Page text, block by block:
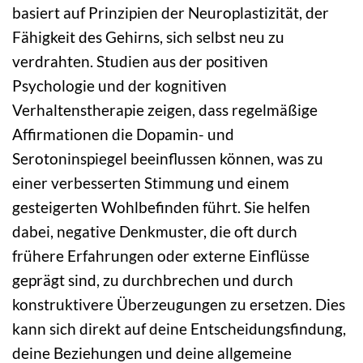
basiert auf Prinzipien der Neuroplastizität, der
Fähigkeit des Gehirns, sich selbst neu zu
verdrahten. Studien aus der positiven
Psychologie und der kognitiven
Verhaltenstherapie zeigen, dass regelmäßige
Affirmationen die Dopamin- und
Serotoninspiegel beeinflussen können, was zu
einer verbesserten Stimmung und einem
gesteigerten Wohlbefinden führt. Sie helfen
dabei, negative Denkmuster, die oft durch
frühere Erfahrungen oder externe Einflüsse
geprägt sind, zu durchbrechen und durch
konstruktivere Überzeugungen zu ersetzen. Dies
kann sich direkt auf deine Entscheidungsfindung,
deine Beziehungen und deine allgemeine